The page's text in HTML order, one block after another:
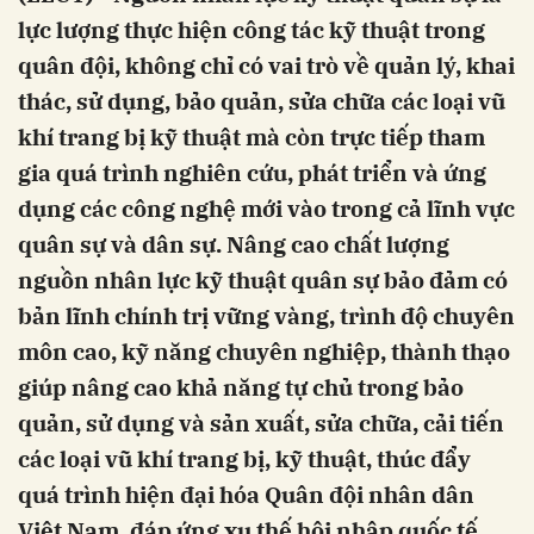
lực lượng thực hiện công tác kỹ thuật trong
quân đội, không chỉ có vai trò về quản lý, khai
thác, sử dụng, bảo quản, sửa chữa các loại vũ
khí trang bị kỹ thuật mà còn trực tiếp tham
gia quá trình nghiên cứu, phát triển và ứng
dụng các công nghệ mới vào trong cả lĩnh vực
quân sự và dân sự. Nâng cao chất lượng
nguồn nhân lực kỹ thuật quân sự bảo đảm có
bản lĩnh chính trị vững vàng, trình độ chuyên
môn cao, kỹ năng chuyên nghiệp, thành thạo
giúp nâng cao khả năng tự chủ trong bảo
quản, sử dụng và sản xuất, sửa chữa, cải tiến
các loại vũ khí trang bị, kỹ thuật, thúc đẩy
quá trình hiện đại hóa Quân đội nhân dân